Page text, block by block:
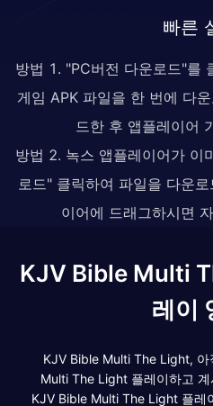
빠른
방법 1. "PC버전 다운로드"를
게임 APK 파일을 한 번에 다
드한 후 앱플레이어
방법 2. 녹스 앱플레이어가 이
로드" 클릭하여 파일을 다운
이어에 드래그하시면
KJV Bible Multi
레이
KJV Bible Multi The Light,
Multi The Light 플레이하고
KJV Bible Multi The Light 플레